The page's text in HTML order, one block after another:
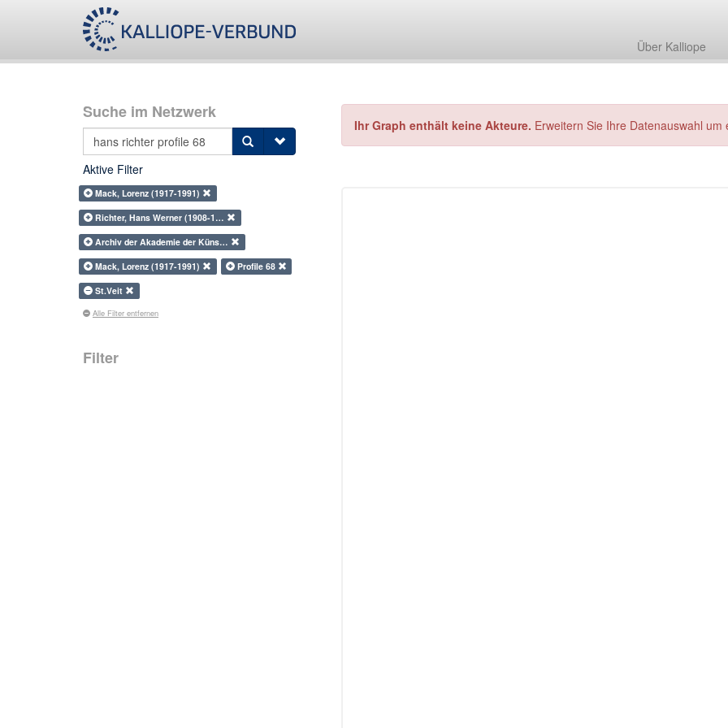
Über Kalliope
Suche im Netzwerk
Aktive Filter
Mack, Lorenz (1917-1991)
Richter, Hans Werner (1908-1…
Archiv der Akademie der Küns…
Mack, Lorenz (1917-1991)
Profile 68
St.Veit
Alle Filter entfernen
Filter
Ihr Graph enthält keine Akteure. Erweitern Sie Ihre Datenauswahl um